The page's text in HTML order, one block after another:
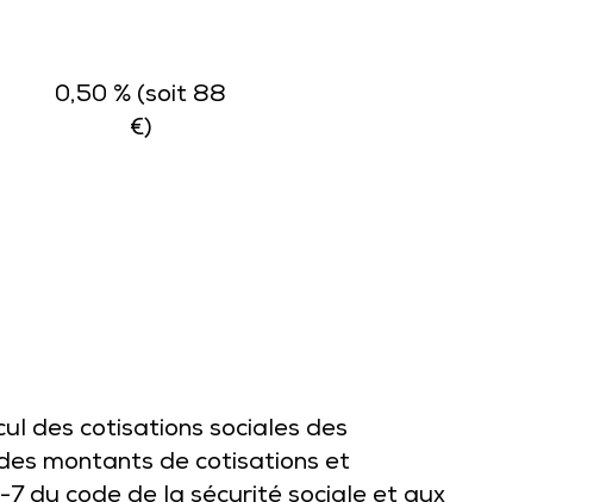
0,50 % (soit 88
€)
des cotisations sociales des
montants de cotisations et